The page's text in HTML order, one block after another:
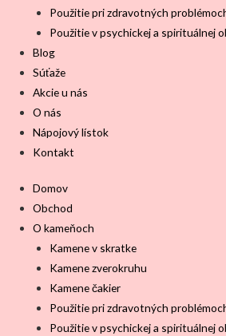
Použitie pri zdravotných
Použitie v psychickej a spirituálnej
Blog
Súťaže
Akcie u nás
O nás
Nápojový lístok
Kontakt
Domov
Obchod
O kameňoch
Kamene v skratke
Kamene zverokruhu
Kamene čakier
Použitie pri zdravotných
Použitie v psychickej a spirituálnej